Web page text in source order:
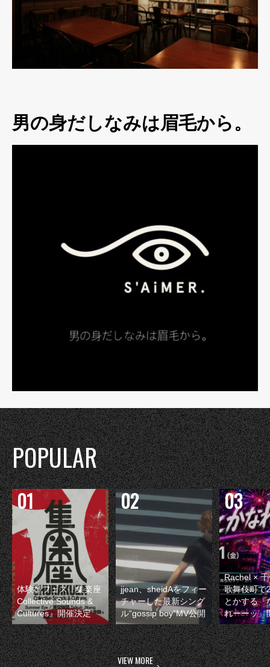
男の身だしなみは眉毛から。
POPULAR
体験型フェス『集楽座
Collective Sounds &
Cultures』開催決定
jjean、sheidAをフィー
チャーした最新シング
ル“gossip boy”MV公開
Rachel ×
歌舞伎町で
とかする『
れーーッ』
VIEW MORE